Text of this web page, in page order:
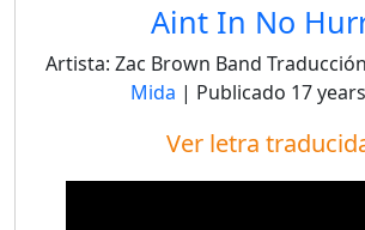
Aint In No
Artista: Zac Brown Band
Mida | Publicado 17
Ver letra